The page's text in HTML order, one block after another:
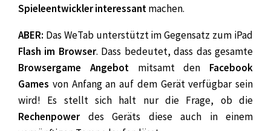
Spieleentwickler interessantmachen.
ABER: Das WeTab unterstützt im Gegensatz zum iPad
Flash im Browser. Dass bedeutet, dass das gesamte
Browsergame Angebotmitsamt den Facebook
Games von Anfang an auf dem Gerät verfügbar sein
wird! Es stellt sich halt nur die Frage, ob die
Rechenpower des Geräts diese auch in einem